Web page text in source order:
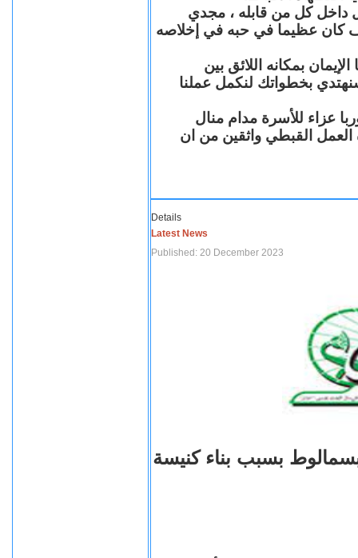
داخل كل من قابله ، مجدي
عظيما في حبه في إخلاصه
بمكانه اللائق بين
بخطواتك لنكمل عملنا
عزاء للأسرة مدام منال
العمل القبطي واثقين من ان
Details
Latest News
Published: 20 December 2023
بسبب بناء كنيسة